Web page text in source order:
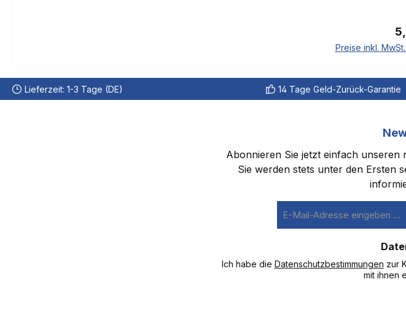
Preise inkl.
In den
Lieferzeit: 1-3 Tage (DE) 14 Tage Geld-Zurück-Garantie
Abonnieren Sie jetzt einfach unseren
Sie werden stets unter den Ersten
Mail-
Ich habe die Datenschutzbestimmungen zur
mit ihnen